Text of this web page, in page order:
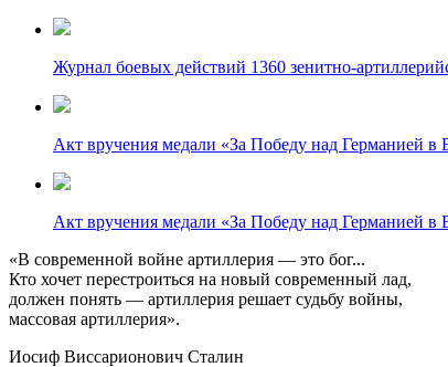
Журнал боевых действий 1360 зенитно-
Акт вручения медали «За Победу над Германией в
Акт вручения медали «За Победу над Германией в
«В современной войне артиллерия — это бог...
Кто хочет перестроиться на новый современный лад,
должен понять — артиллерия решает судьбу войны,
массовая артиллерия».
Иосиф Виссарионович Сталин